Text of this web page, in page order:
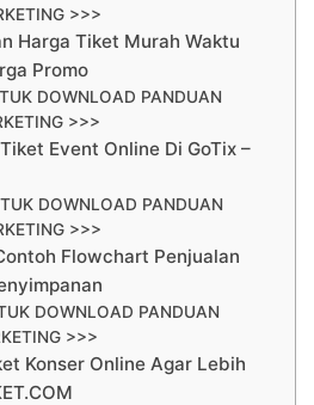
>>>
Harga Tiket Murah Waktu
Promo
DOWNLOAD PANDUAN
>>>
Event Online Di GoTix –
DOWNLOAD PANDUAN
>>>
Flowchart Penjualan
DOWNLOAD PANDUAN
>>>
Konser Online Agar Lebih